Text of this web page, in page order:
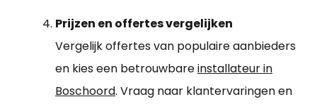
Prijzen en offertes vergelijken
Vergelijk offertes van populaire aanbieders
en kies een betrouwbareinstallateur in
Boschoord. Vraag naar klantervaringen en